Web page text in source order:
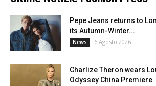
Pepe Jeans returns to
its Autumn-Winter...
News 6 Agosto 2026
Charlize Theron wears
Odyssey China Premiere